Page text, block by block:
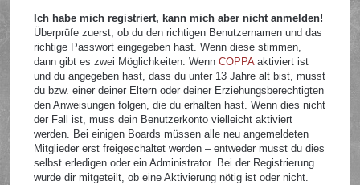
Ich habe mich registriert, kann mich aber nicht anmelden!
Überprüfe zuerst, ob du den richtigen Benutzernamen und das
richtige Passwort eingegeben hast. Wenn diese stimmen,
dann gibt es zwei Möglichkeiten. WennCOPPAaktiviert ist
und du angegeben hast, dass du unter 13 Jahre alt bist, musst
du bzw. einer deiner Eltern oder deiner Erziehungsberechtigten
den Anweisungen folgen, die du erhalten hast. Wenn dies nicht
der Fall ist, muss dein Benutzerkonto vielleicht aktiviert
werden. Bei einigen Boards müssen alle neu angemeldeten
Mitglieder erst freigeschaltet werden – entweder musst du dies
selbst erledigen oder ein Administrator. Bei der Registrierung
wurde dir mitgeteilt, ob eine Aktivierung nötig ist oder nicht.